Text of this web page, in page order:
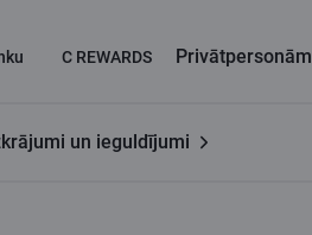
C REWARDS Privātpersonām
un ieguldījumi